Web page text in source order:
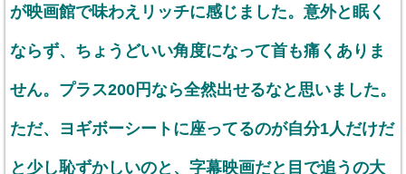
が映画館で味わえリッチに感じました。意外と眠く
ならず、ちょうどいい角度になって首も痛くありま
せん。プラス200円なら全然出せるなと思いました。
ただ、ヨギボーシートに座ってるのが自分1人だけだ
と少し恥ずかしいのと、字幕映画だと目で追うの大